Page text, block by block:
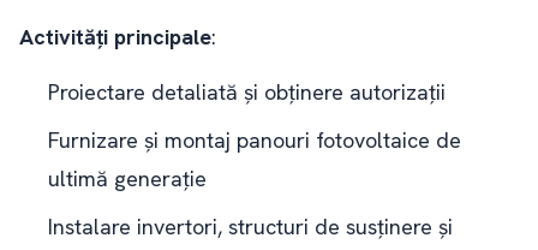
Activități principale:
Proiectare detaliată și obținere autorizații
Furnizare și montaj panouri fotovoltaice de
ultimă generație
Instalare invertori, structuri de susținere și